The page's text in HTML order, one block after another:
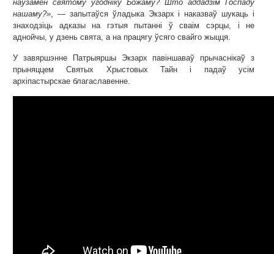
наўзамен святому ўгодніку Божаму? Што аддадзім Госпаду
нашаму?», — запытаўся ўладыка Экзарх і наказваў шукаць і
знаходзіць адказы на гэтыя пытанні ў сваім сэрцы, і не
аднойчы, у дзень свята, а на працягу ўсяго свайго жыцця.
У завяршэнне Патрыяршы Экзарх павіншаваў прычаснікаў з
прыняццем Святых Хрыстовых Тайн і падаў усім
архіпастырскае благаславенне.